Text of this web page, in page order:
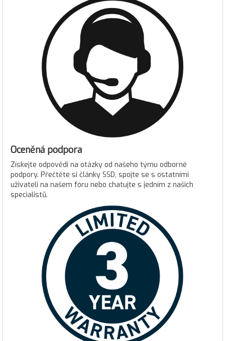
Oceněná podpora
Získejte odpovědi na otázky od našeho týmu odborné
podpory. Přečtěte si články SSD, spojte se s ostatními
uživateli na našem fóru nebo chatujte s jedním z našich
specialistů.